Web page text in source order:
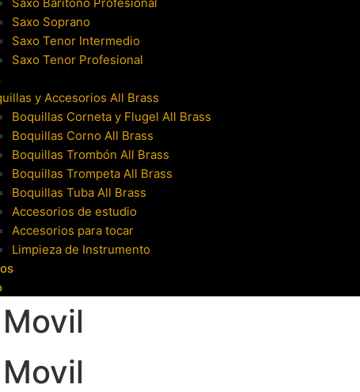
Saxo Soprano
Saxo Tenor Intermedio
Saxo Tenor Profesional
y Accesorios All Brass
Boquillas Corneta y Flugel All Brass
Boquillas Corno All Brass
Boquillas Trombón All Brass
Boquillas Trompeta All Brass
Boquillas Tuba All Brass
Accesorios de estudio
Accesorios para tocar
Limpieza de Instrumento